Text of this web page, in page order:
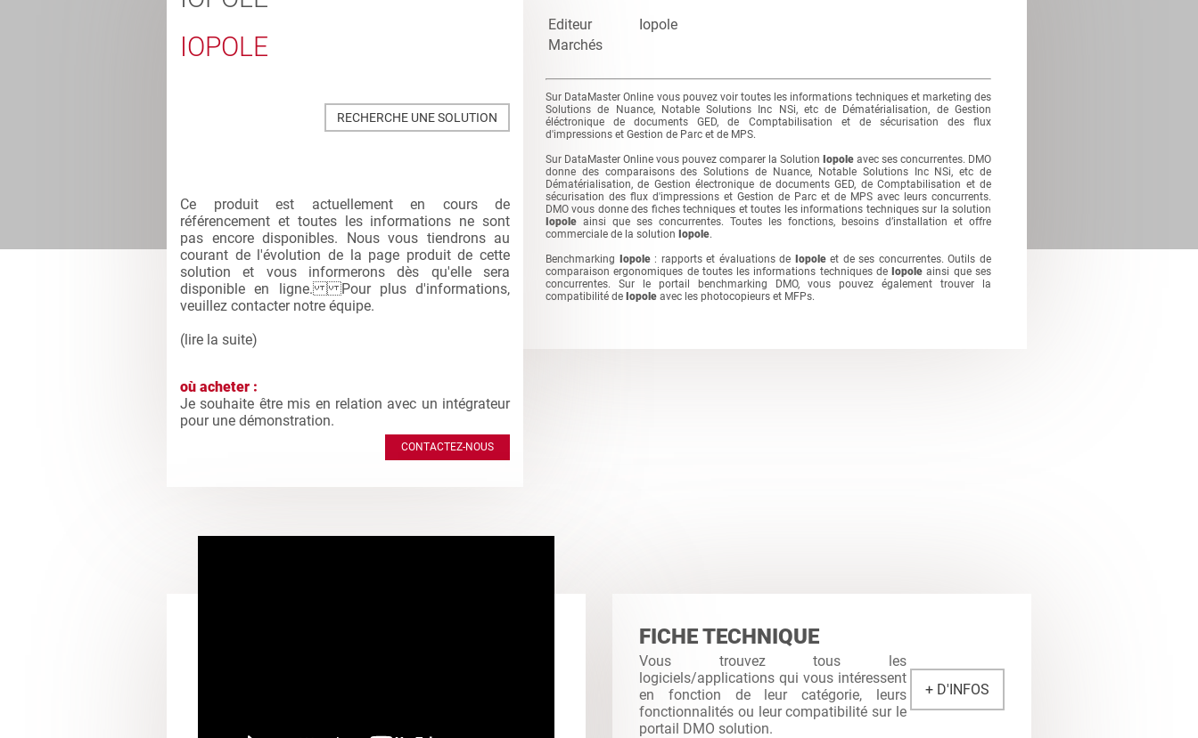
IOPOLE
RECHERCHE UNE SOLUTION
Ce produit est actuellement en cours de
référencement et toutes les informations ne sont
pas encore disponibles. Nous vous tiendrons au
courant de l'évolution de la page produit de cette
solution et vous informerons dès qu'elle sera
disponible en ligne. Pour plus d'informations,
veuillez contacter notre équipe.
(lire la suite)
où acheter :
Je souhaite être mis en relation avec un intégrateur
pour une démonstration.
CONTACTEZ-NOUS
Editeur
Iopole
Marchés
Sur DataMaster Online vous pouvez voir toutes les informations techniques et marketing des
Solutions de Nuance, Notable Solutions Inc NSi, etc de Dématérialisation, de Gestion
éléctronique de documents GED, de Comptabilisation et de sécurisation des flux
d'impressions et Gestion de Parc et de MPS.
Sur DataMaster Online vous pouvez comparer la Solution Iopole avec ses concurrentes. DMO
donne des comparaisons des Solutions de Nuance, Notable Solutions Inc NSi, etc de
Dématérialisation, de Gestion électronique de documents GED, de Comptabilisation et de
sécurisation des flux d'impressions et Gestion de Parc et de MPS avec leurs concurrents.
DMO vous donne des fiches techniques et toutes les informations techniques sur la solution
Iopole ainsi que ses concurrentes. Toutes les fonctions, besoins d’installation et offre
commerciale de la solution Iopole.
Benchmarking
Iopole: rapports et évaluations de Iopoleet de ses concurrentes. Outils de
comparaison ergonomiques de toutes les informations techniques de Iopole ainsi que ses
concurrentes. Sur le portail benchmarking DMO, vous pouvez également trouver la
compatibilité de Iopole avec les photocopieurs et MFPs.
FICHE TECHNIQUE
Vous trouvez tous les
logiciels/applications qui vous intéressent
en fonction de leur catégorie, leurs
fonctionnalités ou leur compatibilité sur le
portail DMO solution.
+ D'INFOS